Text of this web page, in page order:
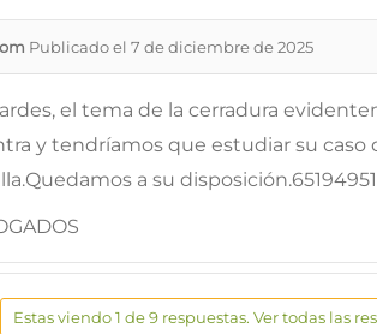
Publicado el 7 de diciembre de 2025
el tema de la cerradura
y tendríamos que estudiar su caso
a su
Estas viendo 1 de 9 respuestas. Ver todas las